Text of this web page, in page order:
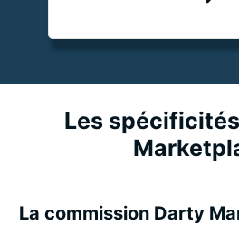
Les
La commission Darty